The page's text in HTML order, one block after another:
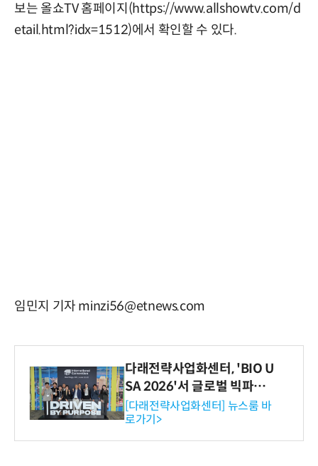
보는 올쇼TV 홈페이지(https://www.allshowtv.com/d
etail.html?idx=1512)에서 확인할 수 있다.
임민지 기자 minzi56@etnews.com
다래전략사업화센터, 'BIO U
SA 2026'서 글로벌 빅파마
와의 비즈니스 미팅 지원…K
-바이오 해외 진출 교두보 확
보
[다래전략사업화센터] 뉴스룸 바
로가기>